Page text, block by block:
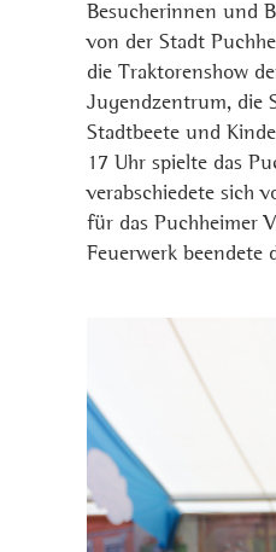
Besucherinnen und
von der Stadt
die Traktorenshow
Jugendzentrum, die
Stadtbeete und
17 Uhr spielte das
verabschiedete sich
für das Puchheimer
Feuerwerk beendete